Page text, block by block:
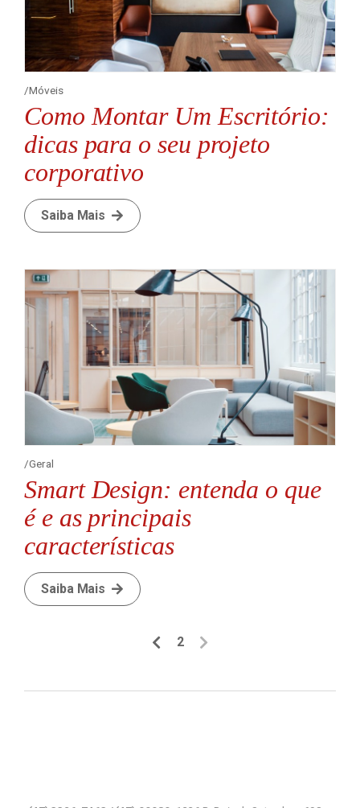
Móveis
Como Montar Um Escritório:
dicas para o seu projeto
corporativo
Saiba Mais
Geral
Smart Design: entenda o que
é e as principais
características
Saiba Mais
2